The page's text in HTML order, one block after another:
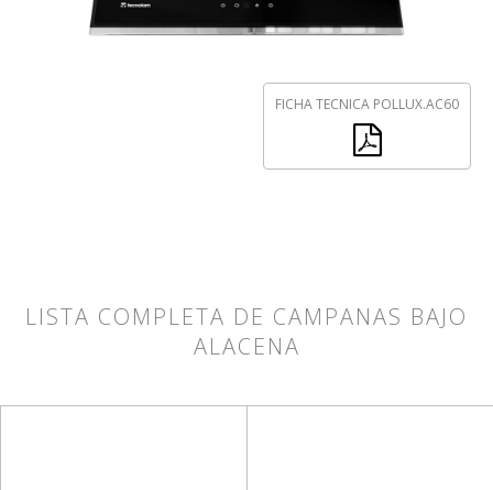
FICHA TECNICA POLLUX.AC60
LISTA COMPLETA DE CAMPANAS BAJO
ALACENA